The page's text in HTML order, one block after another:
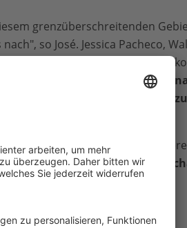
grenzüberschreitenden
so José. Jessica Pacheco,
Bedeutung der sogenannten
sie sich über große Gebiete,
Raum, um genügend Beute
Gemeinschaften, in
Zábalo, Cofán und Zancudo
“ erklärt Jessica Pacheco.